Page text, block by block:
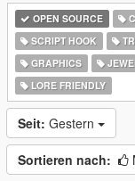
OPEN SOURCE
SCRIPT HOOK
GRAPHICS
LORE FRIENDLY
Seit: Gestern
Sortieren nach: